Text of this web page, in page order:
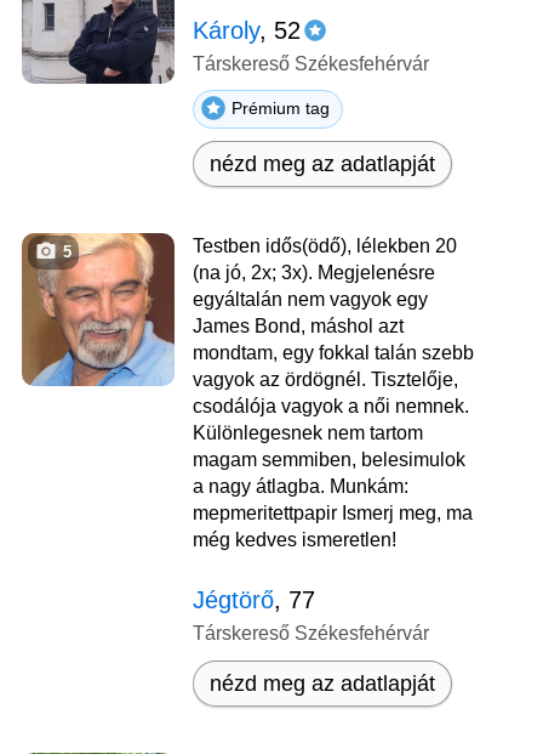
Károly, 52
Társkereső Székesfehérvár
Prémium tag
nézd meg az adatlapját
5
Testben idős(ödő), lélekben 20
(na jó, 2x; 3x). Megjelenésre
egyáltalán nem vagyok egy
James Bond, máshol azt
mondtam, egy fokkal talán szebb
vagyok az ördögnél. Tisztelője,
csodálója vagyok a női nemnek.
Különlegesnek nem tartom
magam semmiben, belesimulok
a nagy átlagba. Munkám:
mepmeritettpapir Ismerj meg, ma
még kedves ismeretlen!
Jégtörő, 77
Társkereső Székesfehérvár
nézd meg az adatlapját